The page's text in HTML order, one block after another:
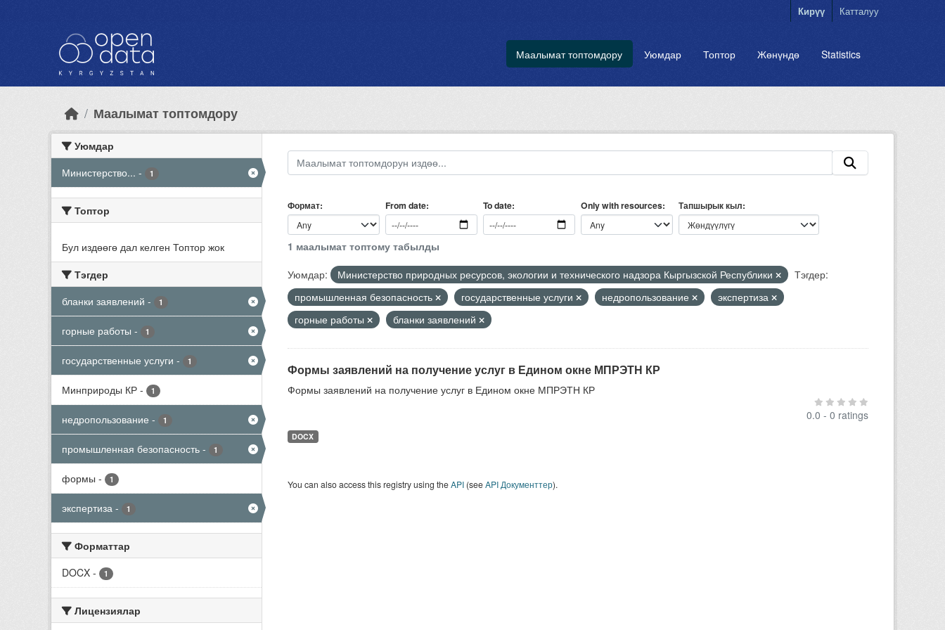
Кирүү Катталуу
Маалымат топтомдору Уюмдар Топтор Жөнүндө Statistics
Маалымат топтомдору
Уюмдар
Министерство... - 1
Топтор
Бул издөөгө дал келген Топтор жок
Тэгдер
бланки заявлений - 1
горные работы - 1
государственные услуги - 1
Минприроды КР - 1
недропользование - 1
промышленная безопасность - 1
формы - 1
экспертиза - 1
Форматтар
DOCX - 1
Лицензиялар
Формат From date To date Only with resources Тапшырык кыл
1 маалымат топтому табылды
Уюмдар:
Министерство природных ресурсов, экологии и технического надзора Кыргызской Республики
Тэгдер:
промышленная безопасность
государственные услуги недропользование
экспертиза
горные работы
бланки заявлений
Формы заявлений на получение услуг в Едином окне МПРЭТН КР
Формы заявлений на получение услуг в Едином окне МПРЭТН КР
0.0 - 0 ratings
DOCX
You can also access this registry using theAPI(seeAPI Документтер).